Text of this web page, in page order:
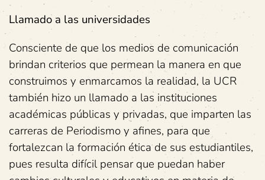
Llamado a las universidades
Consciente de que los medios de comunicación
brindan criterios que permean la manera en que
construimos y enmarcamos la realidad, la UCR
también hizo un llamado a las instituciones
académicas públicas y privadas, que imparten las
carreras de Periodismo y afines, para que
fortalezcan la formación ética de sus estudiantiles,
pues resulta difícil pensar que puedan haber